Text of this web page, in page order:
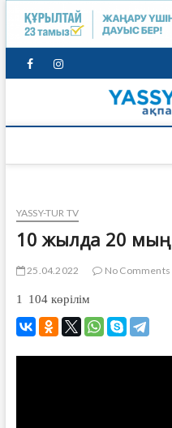
facebookinstagram
YASSY-TUR TV
10 жылда 20 мың
25.04.2022 No Comments
1 104 көрілім